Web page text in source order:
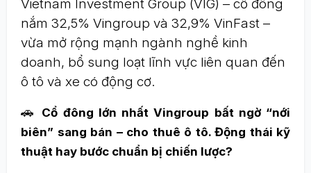
Vietnam Investment Group (VIG) – cổ đông
nắm 32,5% Vingroup và 32,9% VinFast –
vừa mở rộng mạnh ngành nghề kinh
doanh, bổ sung loạt lĩnh vực liên quan đến
ô tô và xe có động cơ.
🚗
Cổ đông lớn nhất Vingroup bất ngờ “nới
biên” sang bán – cho thuê ô tô. Động thái kỹ
thuật hay bước chuẩn bị chiến lược?